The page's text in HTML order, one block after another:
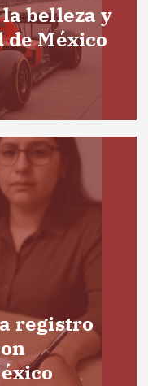
belleza y
de México
registro